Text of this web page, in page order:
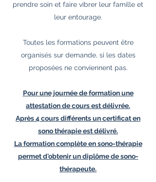
prendre soin et faire vibrer leur famille et
leur entourage.
Toutes les formations peuvent être
organisés sur demande, si les dates
proposées ne conviennent pas.
Pour une journée de formation une
attestation de cours est délivrée.
Après 4 cours différents un certificat en
sono thérapie est délivré.
La formation complète en sono-thérapie
permet d'obtenir un diplôme de sono-
thérapeute.